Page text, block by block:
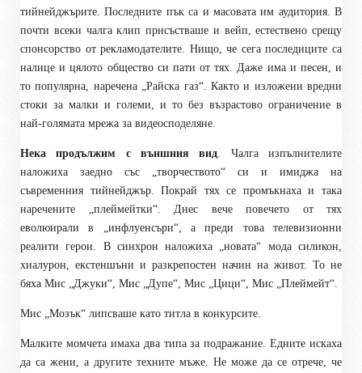
тийнейджърите. Последните пък са и масовата им аудитория. В
почти всеки чалга клип присъстваше и вейп, естествено срещу
спонсорство от рекламодателите. Нищо, че сега последиците са
налице и цялото общество си пати от тях. Даже има и песен, и
то популярна, наречена „Райска газ“. Както и изложени вредни
стоки за малки и големи, и то без възрастово ограничение в
най-голямата мрежа за видеосподеляне.
Нека продължим с външния вид . Чалга изпълнителите
наложиха заедно със „творчеството“ си и имиджа на
съвременния тийнейджър. Покрай тях се промъкнаха и така
наречените „плеймейтки“. Днес вече повечето от тях
еволюирали в „инфлуенсъри“, а преди това телевизионни
реалити герои. В синхрон наложиха „новата“ мода силикон,
хиалурон, екстеншъни и разкрепостен начин на живот. То не
бяха Мис „Джуки“, Мис „Дупе“, Мис „Цици“, Мис „Плеймейт“.
Мис „Мозък“ липсваше като титла в конкурсите.
Малките момчета имаха два типа за подражание. Едните искаха
да са жени, а другите техните мъже. Не може да се отрече, че